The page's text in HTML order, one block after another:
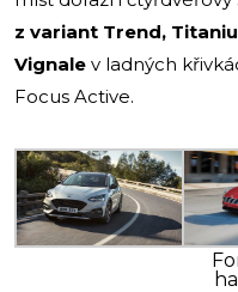
z variant Trend,
Vignale v ladných
Focus Active.